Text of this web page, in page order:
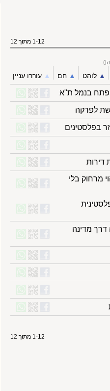
1-12 מתוך 12
לוהט ▲︎ חם ▲︎ עוררו עניין
לפרקה
מרחוק בלי
מדינה
1-12 מתוך 12